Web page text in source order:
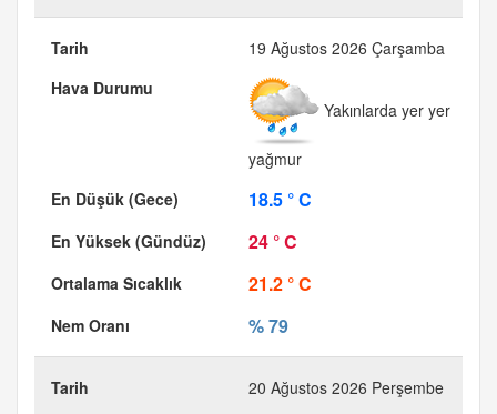
19 Ağustos 2026 Çarşamba
Yakınlarda yer yer
yağmur
18.5 ° C
24 ° C
21.2 ° C
% 79
20 Ağustos 2026 Perşembe